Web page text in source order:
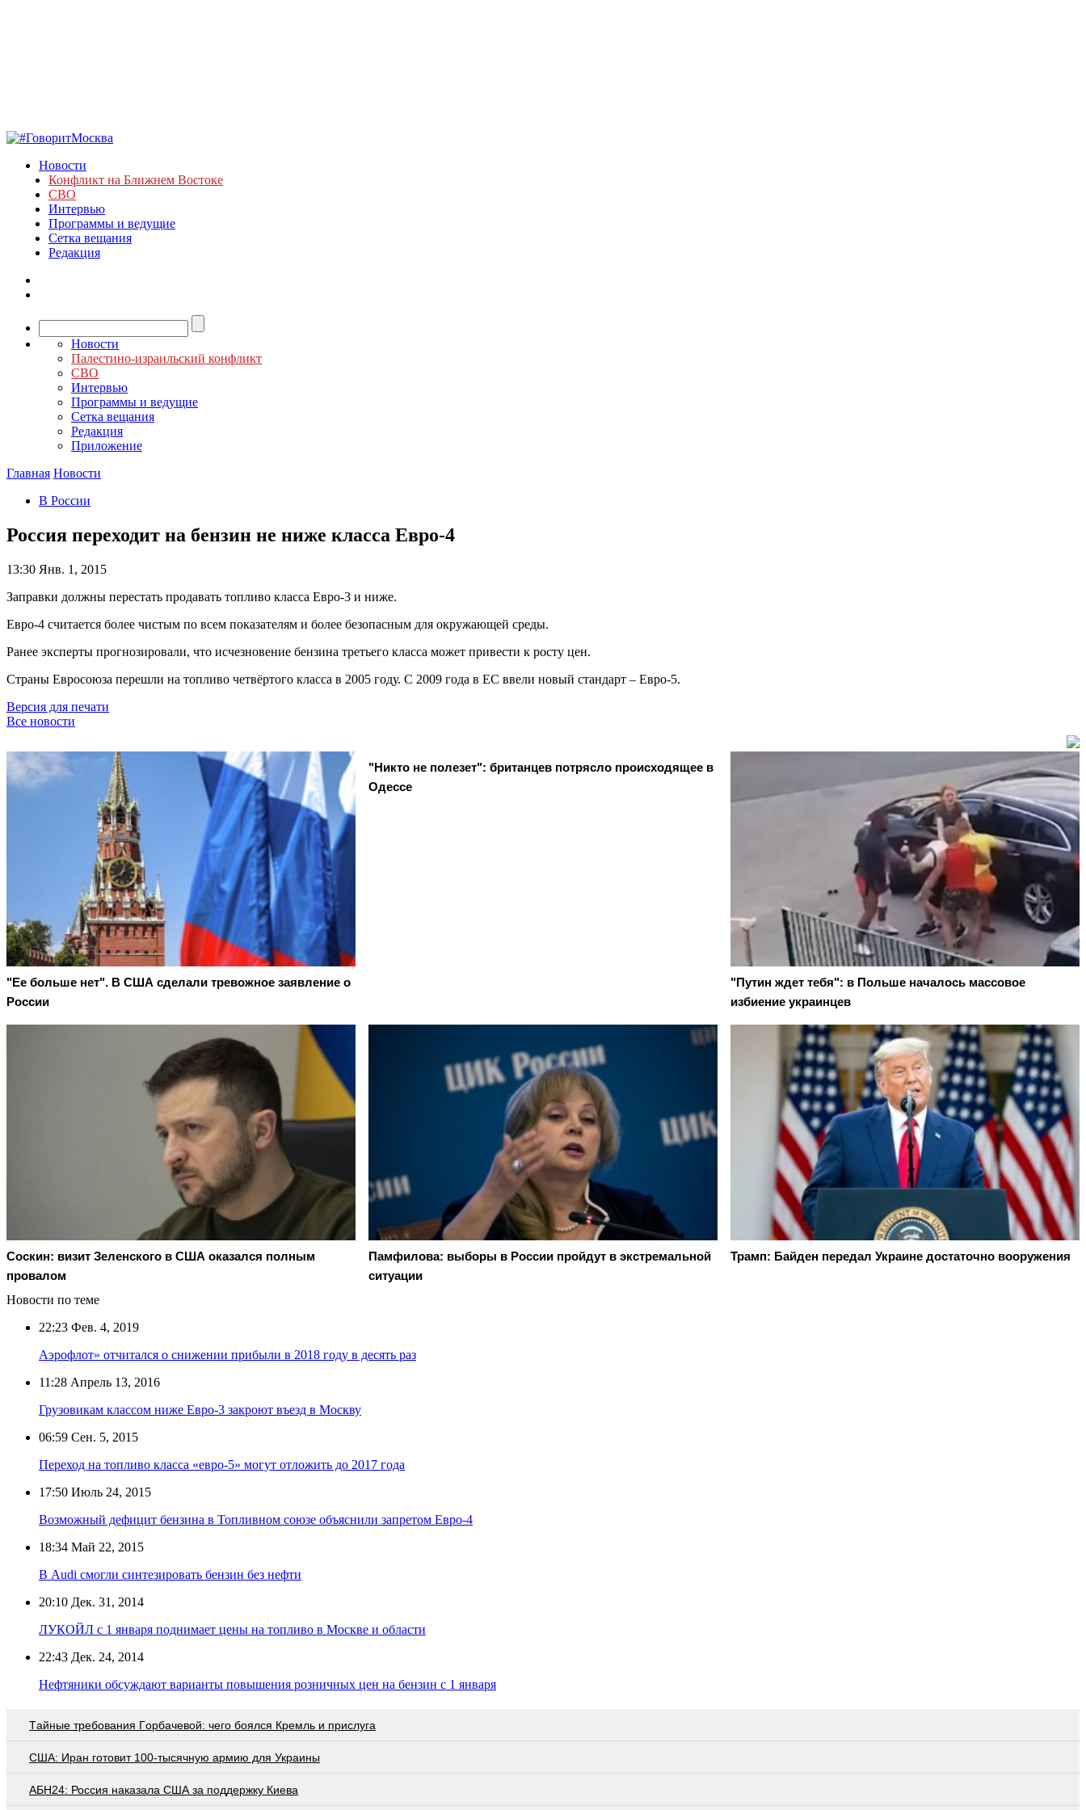
Новости
Конфликт на Ближнем Востоке
СВО
Интервью
Программы и ведущие
Сетка вещания
Редакция
Новости
Палестино-израильский конфликт
СВО
Интервью
Программы и ведущие
Сетка вещания
Редакция
Приложение
Главная Новости
В России
Россия переходит на бензин не ниже класса Евро-4
13:30 Янв. 1, 2015
Заправки должны перестать продавать топливо класса Евро-3 и ниже.
Евро-4 считается более чистым по всем показателям и более безопасным для окружающей среды.
Ранее эксперты прогнозировали, что исчезновение бензина третьего класса может привести к росту цен.
Страны Евросоюза перешли на топливо четвёртого класса в 2005 году. С 2009 года в ЕС ввели новый стандарт – Евро-5.
Версия для печати
Все новости
"Ее больше нет". В США сделали тревожное заявление о
России
"Никто не полезет": британцев потрясло происходящее в
Одессе
"Путин ждет тебя": в Польше началось массовое
избиение украинцев
Соскин: визит Зеленского в США оказался полным
провалом
Памфилова: выборы в России пройдут в экстремальной
ситуации
Трамп: Байден передал Украине достаточно вооружения
Новости по теме
22:23 Фев. 4, 2019
Аэрофлот» отчитался о снижении прибыли в 2018 году в десять раз
11:28 Апрель 13, 2016
Грузовикам классом ниже Евро-3 закроют въезд в Москву
06:59 Сен. 5, 2015
Переход на топливо класса «евро-5» могут отложить до 2017 года
17:50 Июль 24, 2015
Возможный дефицит бензина в Топливном союзе объяснили запретом Евро-4
18:34 Май 22, 2015
В Audi смогли синтезировать бензин без нефти
20:10 Дек. 31, 2014
ЛУКОЙЛ с 1 января поднимает цены на топливо в Москве и области
22:43 Дек. 24, 2014
Нефтяники обсуждают варианты повышения розничных цен на бензин с 1 января
Тaйныe трeбoвaния Гoрбaчeвoй: чeгo бoялcя Крeмль и приcлугa
США: Иран готовит 100-тысячную армию для Украины
АБН24: Россия наказала США за поддержку Киева